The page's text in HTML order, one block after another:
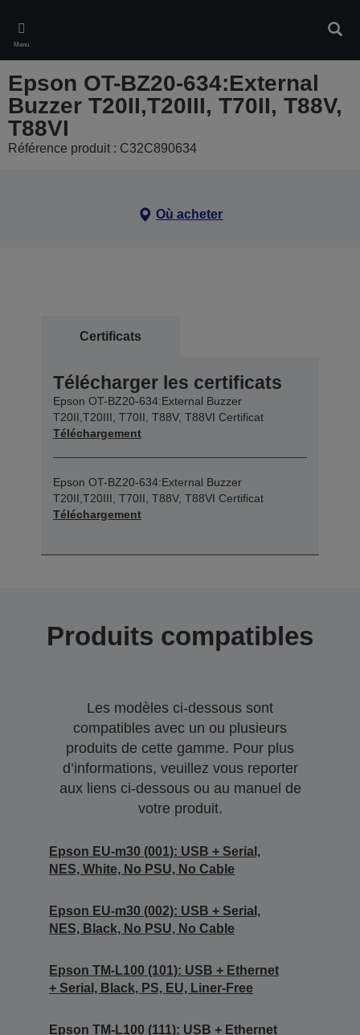
main
content
Menu
Epson OT-BZ20-634:External
Buzzer T20II,T20III, T70II, T88V,
T88VI
Référence produit : C32C890634
Où acheter
Certificats
Télécharger les certificats
Epson OT-BZ20-634:External Buzzer
T20II,T20III, T70II, T88V, T88VI Certificat
Téléchargement
Epson OT-BZ20-634:External Buzzer
T20II,T20III, T70II, T88V, T88VI Certificat
Téléchargement
Produits compatibles
Les modèles ci-dessous sont
compatibles avec un ou plusieurs
produits de cette gamme. Pour plus
d’informations, veuillez vous reporter
aux liens ci-dessous ou au manuel de
votre produit.
Epson EU-m30 (001): USB + Serial,
NES, White, No PSU, No Cable
Epson EU-m30 (002): USB + Serial,
NES, Black, No PSU, No Cable
Epson TM-L100 (101): USB + Ethernet
+ Serial, Black, PS, EU, Liner-Free
Epson TM-L100 (111): USB + Ethernet